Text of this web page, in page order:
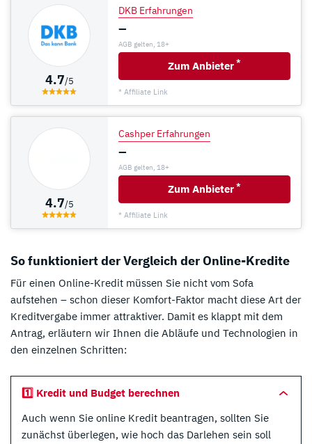
4.7/5
DKB Erfahrungen
–
AGB gelten, 18+
Zum Anbieter *
* Affiliate Link
4.7/5
Cashper Erfahrungen
–
AGB gelten, 18+
Zum Anbieter *
* Affiliate Link
So funktioniert der Vergleich der Online-Kredite
Für einen Online-Kredit müssen Sie nicht vom Sofa
aufstehen – schon dieser Komfort-Faktor macht diese Art der
Kreditvergabe immer attraktiver. Damit es klappt mit dem
Antrag, erläutern wir Ihnen die Abläufe und Technologien in
den einzelnen Schritten:
1️⃣ Kredit und Budget berechnen
Auch wenn Sie online Kredit beantragen, sollten Sie
zunächst überlegen, wie hoch das Darlehen sein soll